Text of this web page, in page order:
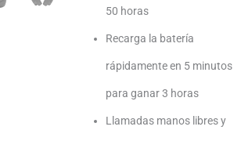
50 horas
Recarga la batería
rápidamente en 5 minutos
para ganar 3 horas
Llamadas manos libres y